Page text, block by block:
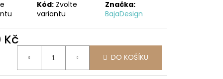
Kód: Zvolte
variantu
Značka:
BajaDesign
Kč
DO KOŠÍKU